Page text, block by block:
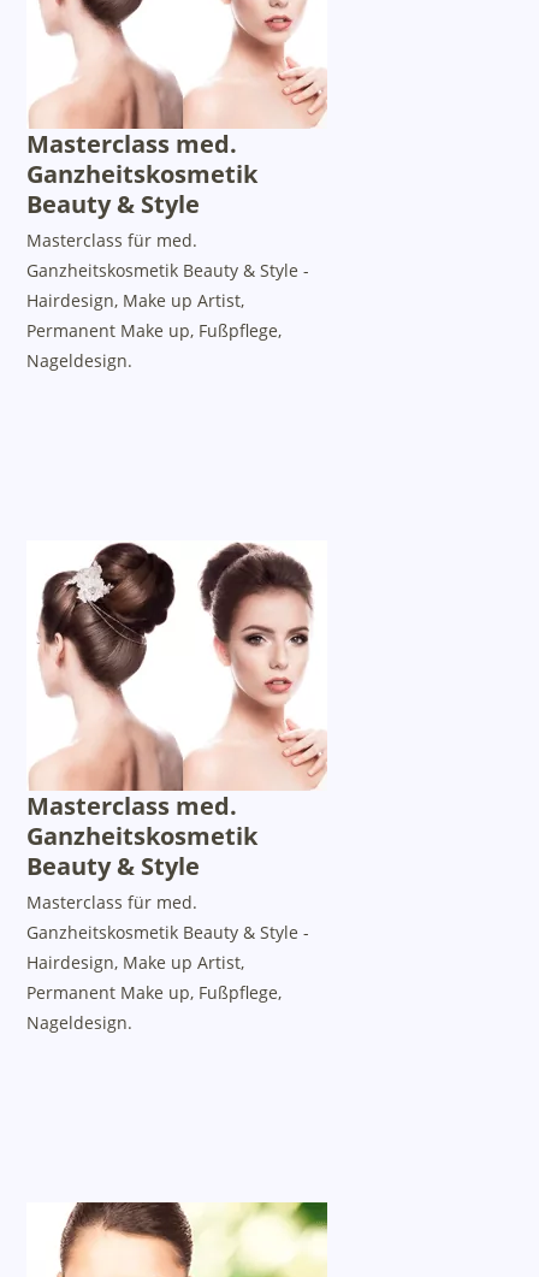
Masterclass med.
Ganzheitskosmetik
Beauty & Style
Masterclass für med.
Ganzheitskosmetik Beauty & Style -
Hairdesign, Make up Artist,
Permanent Make up, Fußpflege,
Nageldesign.
Masterclass med.
Ganzheitskosmetik
Beauty & Style
Masterclass für med.
Ganzheitskosmetik Beauty & Style -
Hairdesign, Make up Artist,
Permanent Make up, Fußpflege,
Nageldesign.